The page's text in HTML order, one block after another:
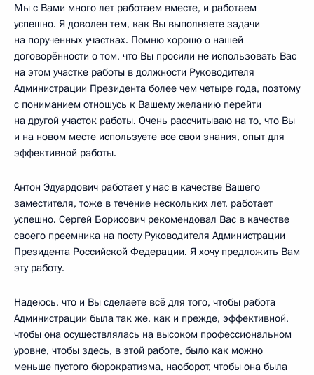
Мы с Вами много лет работаем вместе, и работаем
успешно. Я доволен тем, как Вы выполняете задачи
на порученных участках. Помню хорошо о нашей
договорённости о том, что Вы просили не использовать Вас
на этом участке работы в должности Руководителя
Администрации Президента более чем четыре года, поэтому
с пониманием отношусь к Вашему желанию перейти
на другой участок работы. Очень рассчитываю на то, что Вы
и на новом месте используете все свои знания, опыт для
эффективной работы.
Антон Эдуардович работает у нас в качестве Вашего
заместителя, тоже в течение нескольких лет, работает
успешно. Сергей Борисович рекомендовал Вас в качестве
своего преемника на посту Руководителя Администрации
Президента Российской Федерации. Я хочу предложить Вам
эту работу.
Надеюсь, что и Вы сделаете всё для того, чтобы работа
Администрации была так же, как и прежде, эффективной,
чтобы она осуществлялась на высоком профессиональном
уровне, чтобы здесь, в этой работе, было как можно
меньше пустого бюрократизма, наоборот, чтобы она была